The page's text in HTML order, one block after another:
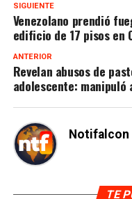
SIGUIENTE
Venezolano prendió
edificio de 17 pisos en
ANTERIOR
Revelan abusos de
adolescente:
Notifalcon
TE